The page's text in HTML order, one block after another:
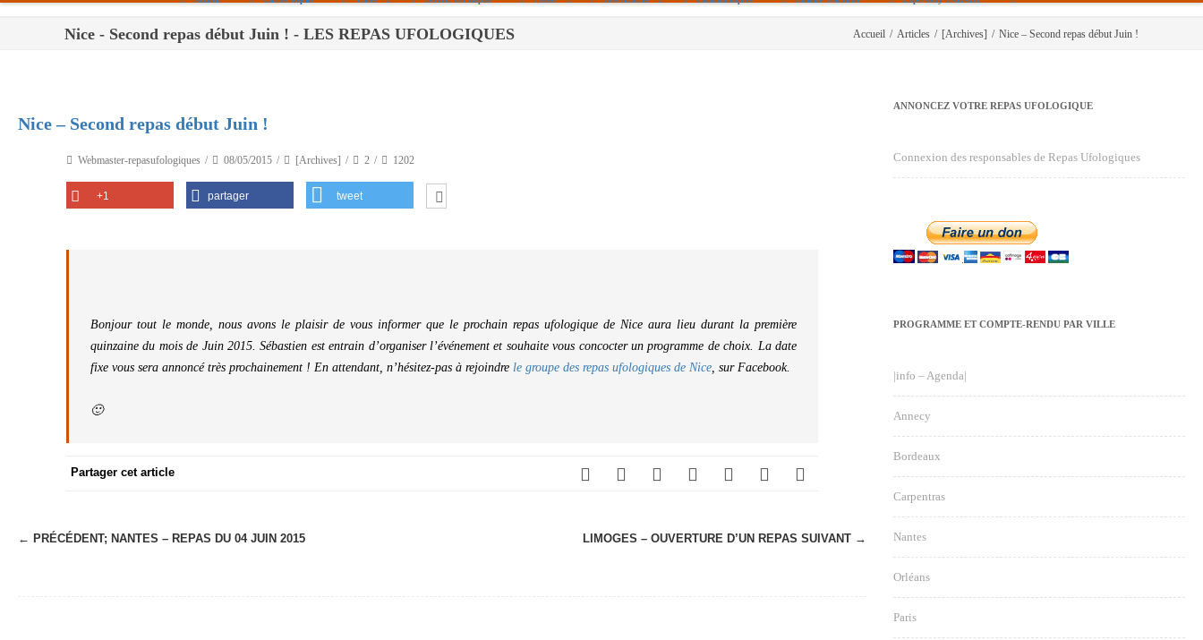
Paris
Tours
Nice - Second repas début Juin ! - LES REPAS UFOLOGIQUES Accueil / Articles / [Archives] / Nice – Second repas début Juin !
Nice – Second repas début Juin !
Webmaster-repasufologiques 08/05/2015 [Archives] 2 1202
+1 partager tweet
Bonjour tout le monde, nous avons le plaisir de vous informer que le prochain repas ufologique de Nice aura lieu durant la première
quinzaine du mois de Juin 2015. Sébastien est entrain d’organiser l’événement et souhaite vous concocter un programme de choix. La date
fixe vous sera annoncé très prochainement ! En attendant, n’hésitez-pas à rejoindre le groupe des repas ufologiques de Nice, sur Facebook.
🙂
Partager cet article
N
← PRÉCÉDENT; NANTES – REPAS DU 04 JUIN 2015 LIMOGES – OUVERTURE D’UN REPAS SUIVANT →
ANNONCEZ VOTRE REPAS UFOLOGIQUE
Connexion des responsables de Repas Ufologiques
PROGRAMME ET COMPTE-RENDU PAR VILLE
|info – Agenda|
Annecy
Bordeaux
Carpentras
Nantes
Orléans
Paris